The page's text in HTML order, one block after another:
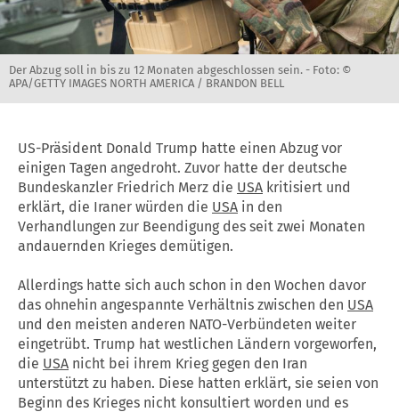
Der Abzug soll in bis zu 12 Monaten abgeschlossen sein. - Foto: ©
APA/GETTY IMAGES NORTH AMERICA / BRANDON BELL
US-Präsident Donald Trump hatte einen Abzug vor
einigen Tagen angedroht. Zuvor hatte der deutsche
Bundeskanzler Friedrich Merz die USA kritisiert und
erklärt, die Iraner würden die USA in den
Verhandlungen zur Beendigung des seit zwei Monaten
andauernden Krieges demütigen.
Allerdings hatte sich auch schon in den Wochen davor
das ohnehin angespannte Verhältnis zwischen den USA
und den meisten anderen NATO-Verbündeten weiter
eingetrübt. Trump hat westlichen Ländern vorgeworfen,
die USA nicht bei ihrem Krieg gegen den Iran
unterstützt zu haben. Diese hatten erklärt, sie seien von
Beginn des Krieges nicht konsultiert worden und es